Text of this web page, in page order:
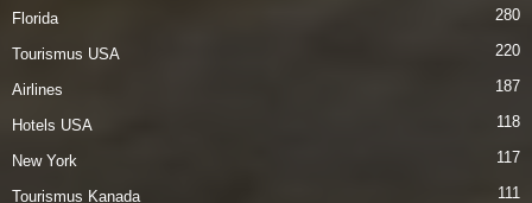
Florida 280
Tourismus USA 220
Airlines 187
Hotels USA 118
New York 117
Tourismus Kanada 111